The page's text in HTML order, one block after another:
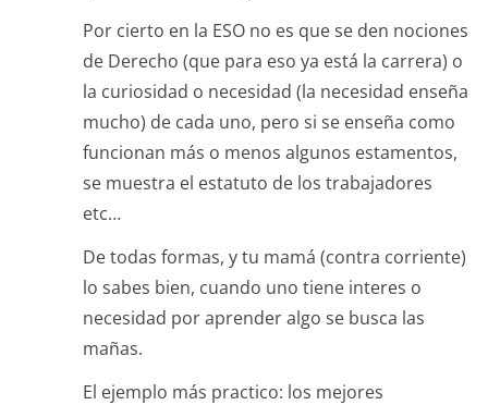
Por cierto en la ESO no es que se den nociones
de Derecho (que para eso ya está la carrera) o
la curiosidad o necesidad (la necesidad enseña
mucho) de cada uno, pero si se enseña como
funcionan más o menos algunos estamentos,
se muestra el estatuto de los trabajadores
etc…
De todas formas, y tu mamá (contra corriente)
lo sabes bien, cuando uno tiene interes o
necesidad por aprender algo se busca las
mañas.
El ejemplo más practico: los mejores